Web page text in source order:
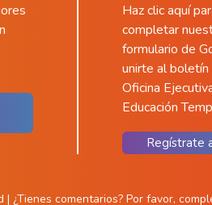
Haz clic aquí
completar
formulario de
unirte al boletín
Oficina
Educación
Regístrate
| ¿Tienes comentarios? Por favor,